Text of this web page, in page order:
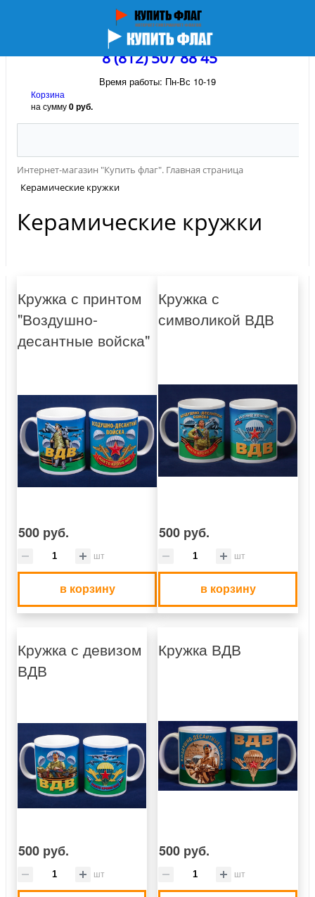
8 (812) 507 88 45
Время работы: Пн-Вс 10-19
Корзина
на сумму0 руб.
Интернет-магазин "Купить флаг". Главная страница
Керамические кружки
Керамические кружки
Кружка с принтом
"Воздушно-
десантные войска"
500 руб.
шт
в корзину
Кружка с
символикой ВДВ
500 руб.
шт
в корзину
Кружка с девизом
ВДВ
500 руб.
шт
Кружка ВДВ
500 руб.
шт